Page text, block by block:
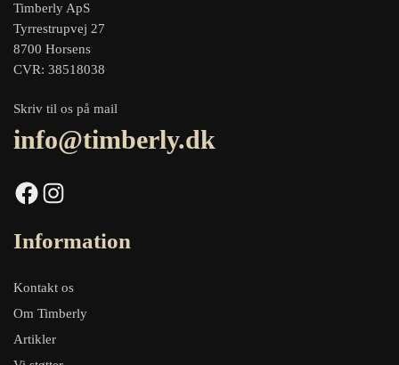
Timberly ApS
Tyrrestrupvej 27
8700 Horsens
CVR: 38518038
Skriv til os på mail
info@timberly.dk
Facebook Instagram
Information
Kontakt os
Om Timberly
Artikler